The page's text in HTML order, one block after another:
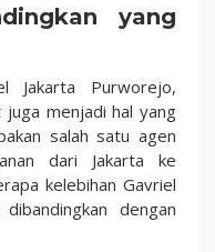
yang
Jakarta Purworejo,
menjadi hal yang
salah satu agen
dari Jakarta ke
kelebihan Gavriel
dengan